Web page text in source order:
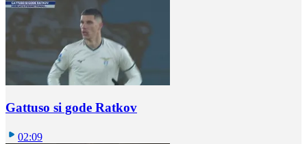
Gattuso si gode Ratkov
02:09